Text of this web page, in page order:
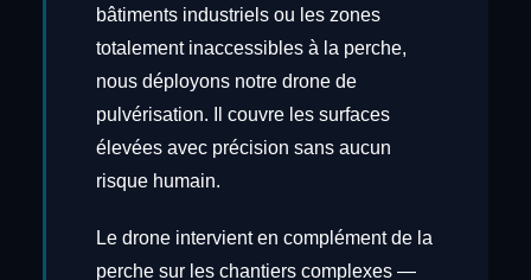
bâtiments industriels ou les zones
totalement inaccessibles à la perche,
nous déployons notre drone de
pulvérisation. Il couvre les surfaces
élevées avec précision sans aucun
risque humain.
Le drone intervient en complément de la
perche sur les chantiers complexes —